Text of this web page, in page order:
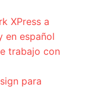
XPress a
en español
trabajo con
para